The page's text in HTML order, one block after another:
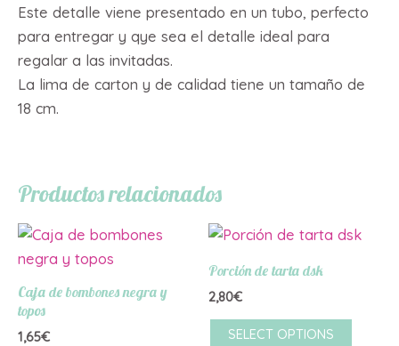
Este detalle viene presentado en un tubo, perfecto
para entregar y qye sea el detalle ideal para
regalar a las invitadas.
La lima de carton y de calidad tiene un tamaño de
18 cm.
Productos relacionados
Caja de bombones negra y
topos
1,65€
Porción de tarta dsk
2,80€
SELECT OPTIONS